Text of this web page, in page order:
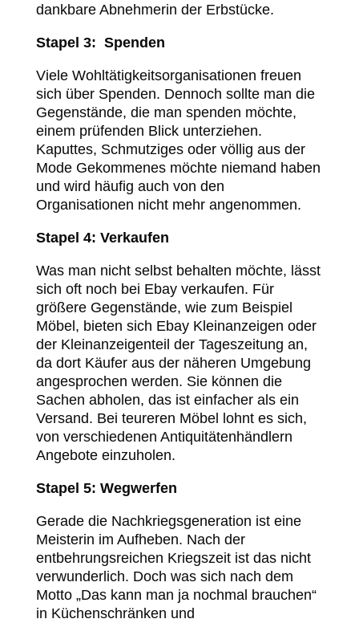
dankbare Abnehmerin der Erbstücke.
Stapel 3: Spenden
Viele Wohltätigkeitsorganisationen freuen
sich über Spenden. Dennoch sollte man die
Gegenstände, die man spenden möchte,
einem prüfenden Blick unterziehen.
Kaputtes, Schmutziges oder völlig aus der
Mode Gekommenes möchte niemand haben
und wird häufig auch von den
Organisationen nicht mehr angenommen.
Stapel 4: Verkaufen
Was man nicht selbst behalten möchte, lässt
sich oft noch bei Ebay verkaufen. Für
größere Gegenstände, wie zum Beispiel
Möbel, bieten sich Ebay Kleinanzeigen oder
der Kleinanzeigenteil der Tageszeitung an,
da dort Käufer aus der näheren Umgebung
angesprochen werden. Sie können die
Sachen abholen, das ist einfacher als ein
Versand. Bei teureren Möbel lohnt es sich,
von verschiedenen Antiquitätenhändlern
Angebote einzuholen.
Stapel 5: Wegwerfen
Gerade die Nachkriegsgeneration ist eine
Meisterin im Aufheben. Nach der
entbehrungsreichen Kriegszeit ist das nicht
verwunderlich. Doch was sich nach dem
Motto „Das kann man ja nochmal brauchen“
in Küchenschränken und